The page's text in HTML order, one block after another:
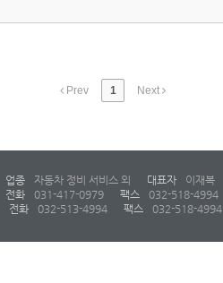
Prev 1 Next
업종 자동차 정비 서비스 외 대표자 이재복
전화 031-417-0979 팩스
032-518-4994
전화 032-513-4994 팩스 032-518-4994